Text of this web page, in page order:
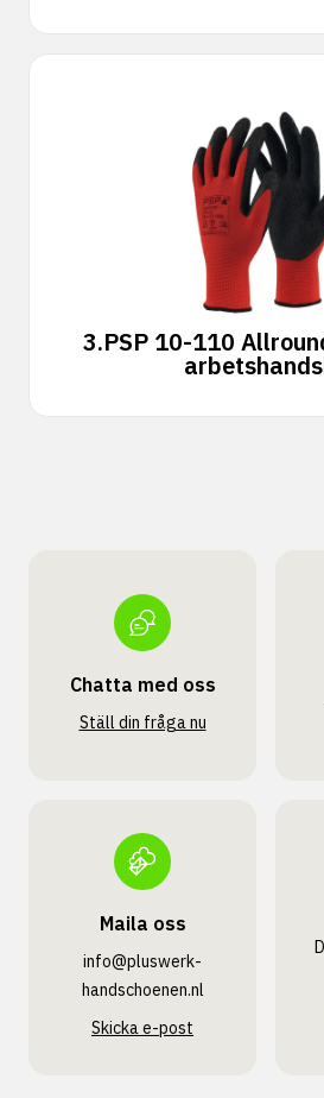
3.PSP 10-110
Chatta med oss
Ställ din fråga nu
Maila oss
info@pluswerk­
handschoenen.nl
Skicka e-post